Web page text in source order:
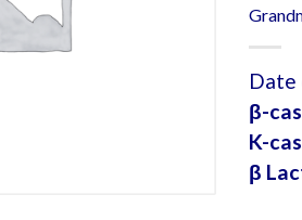
Date
β-
K-
β